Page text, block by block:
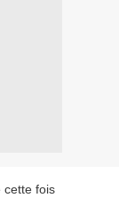
cette fois